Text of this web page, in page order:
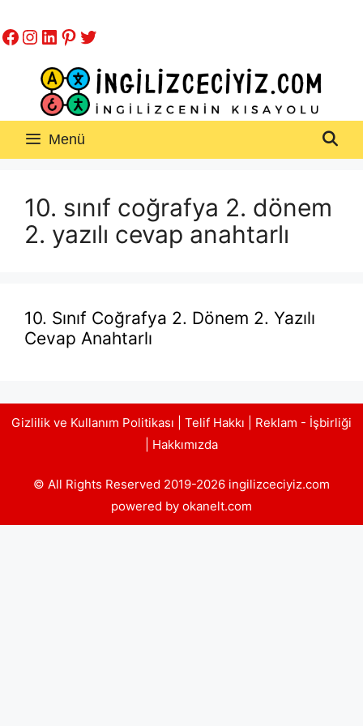
atla
Facebook
Instagram
LinkedIn
Pinterest
Twitter
Menü
10. sınıf coğrafya 2. dönem
2. yazılı cevap anahtarlı
10. Sınıf Coğrafya 2. Dönem 2. Yazılı
Cevap Anahtarlı
Gizlilik ve Kullanım Politikası Telif Hakkı
Reklam - İşbirliği
Hakkımızda
© All Rights Reserved 2019-2026 ingilizceciyiz.com
powered by okanelt.com